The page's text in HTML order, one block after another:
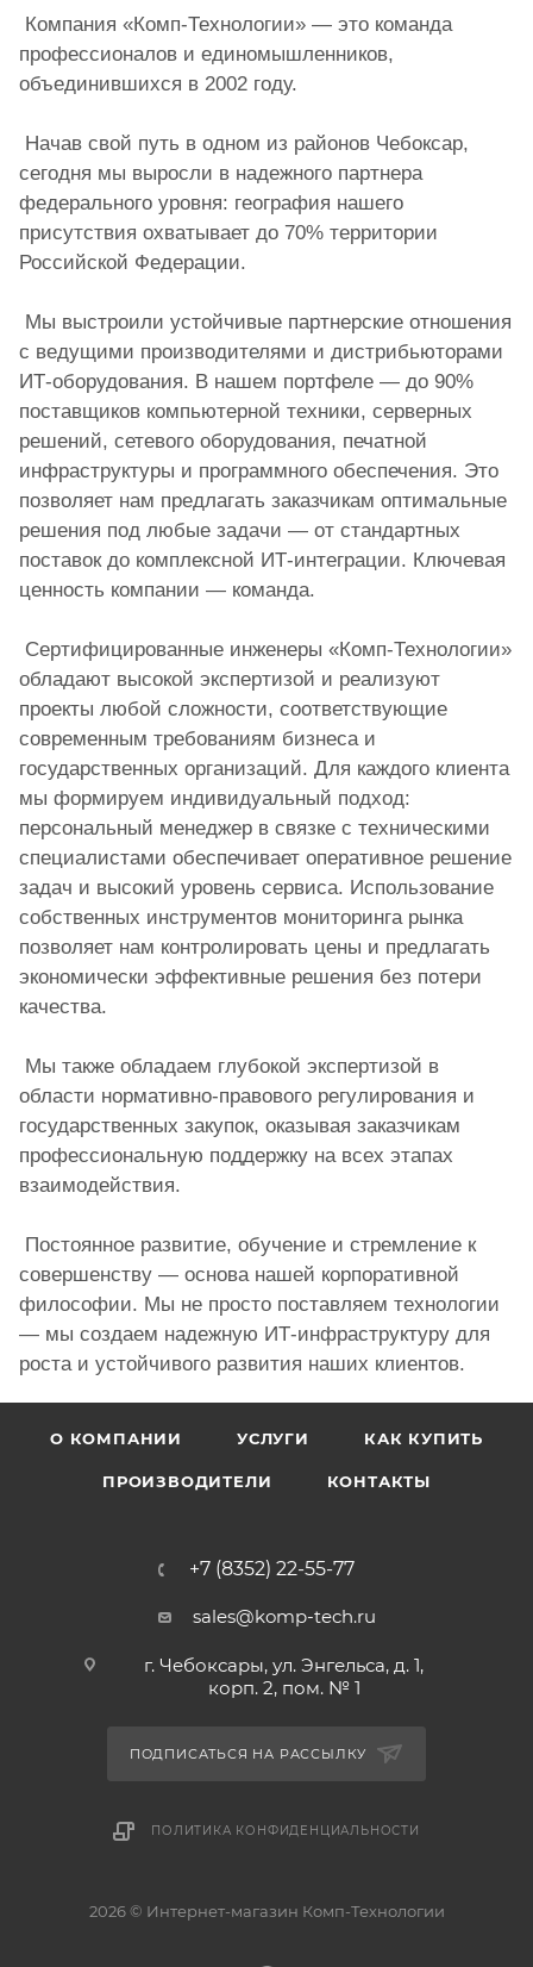
Компания «Комп-Технологии» — это команда
профессионалов и единомышленников,
объединившихся в 2002 году.
Начав свой путь в одном из районов Чебоксар,
сегодня мы выросли в надежного партнера
федерального уровня: география нашего
присутствия охватывает до 70% территории
Российской Федерации.
Мы выстроили устойчивые партнерские отношения
с ведущими производителями и дистрибьюторами
ИТ-оборудования. В нашем портфеле — до 90%
поставщиков компьютерной техники, серверных
решений, сетевого оборудования, печатной
инфраструктуры и программного обеспечения. Это
позволяет нам предлагать заказчикам оптимальные
решения под любые задачи — от стандартных
поставок до комплексной ИТ-интеграции. Ключевая
ценность компании — команда.
Сертифицированные инженеры «Комп-Технологии»
обладают высокой экспертизой и реализуют
проекты любой сложности, соответствующие
современным требованиям бизнеса и
государственных организаций. Для каждого клиента
мы формируем индивидуальный подход:
персональный менеджер в связке с техническими
специалистами обеспечивает оперативное решение
задач и высокий уровень сервиса. Использование
собственных инструментов мониторинга рынка
позволяет нам контролировать цены и предлагать
экономически эффективные решения без потери
качества.
Мы также обладаем глубокой экспертизой в
области нормативно-правового регулирования и
государственных закупок, оказывая заказчикам
профессиональную поддержку на всех этапах
взаимодействия.
Постоянное развитие, обучение и стремление к
совершенству — основа нашей корпоративной
философии. Мы не просто поставляем технологии
— мы создаем надежную ИТ-инфраструктуру для
роста и устойчивого развития наших клиентов.
О КОМПАНИИ УСЛУГИ КАК КУПИТЬ
ПРОИЗВОДИТЕЛИ КОНТАКТЫ
+7 (8352) 22-55-77
sales@komp-tech.ru
г. Чебоксары, ул. Энгельса, д. 1,
корп. 2, пом. № 1
ПОДПИСАТЬСЯ НА РАССЫЛКУ
ПОЛИТИКА КОНФИДЕНЦИАЛЬНОСТИ
2026 © Интернет-магазин Комп-Технологии